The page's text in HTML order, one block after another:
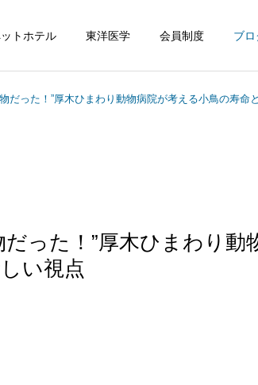
トホテル 東洋医学 会員制度 ブロ
だった！”厚木ひまわり動物病院が考える小鳥の寿命
った！”厚木ひまわり動
い視点